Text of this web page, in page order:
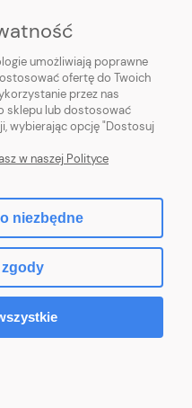
Schleich, Bburago, Siku,
Annabell, Top Model oraz
Tamiya, Revell.
prawa zastrzeżone.
Shoper.pl
umożliwiają poprawne
ofertę do Twoich
przez nas
sklepu lub dostosować
wybierając opcję "Dostosuj
w naszej Polityce
niezbędne